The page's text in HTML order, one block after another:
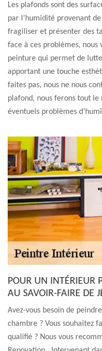
Les plafonds sont des
par l’humidité provenant
fragiliser et présenter des
face à ces problèmes, nous
peinture qui permet de
apportant une touche
faites pas, nous ne nous
plafond, nous ferons tout
éventuels problèmes
POUR UN INTÉRIEUR
AU SAVOIR-FAIRE DE
Avez-vous besoin de
chambre ? Vous souhaitez
qualifié ? Nous vous